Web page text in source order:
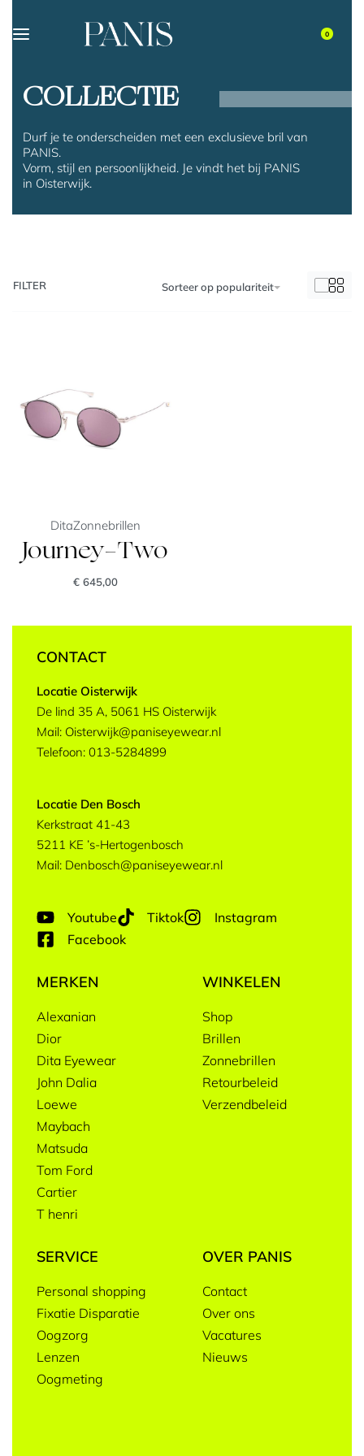
0
COLLECTIE
Durf je te onderscheiden met een exclusieve bril van
PANIS.
Vorm, stijl en persoonlijkheid. Je vindt het bij PANIS
in Oisterwijk.
Sorteer op populariteit
FILTER
DitaZonnebrillen
Journey-Two
€645,00
CONTACT
Locatie Oisterwijk
De lind 35 A, 5061 HS Oisterwijk
Mail: Oisterwijk@paniseyewear.nl
Telefoon: 013-5284899
Locatie Den Bosch
Kerkstraat 41-43
5211 KE ’s-Hertogenbosch
Mail: Denbosch@paniseyewear.nl
Youtube Tiktok
Instagram
Facebook
MERKEN
Alexanian
Dior
Dita Eyewear
John Dalia
Loewe
Maybach
Matsuda
Tom Ford
Cartier
T henri
WINKELEN
Shop
Brillen
Zonnebrillen
Retourbeleid
Verzendbeleid
SERVICE
Personal shopping
Fixatie Disparatie
Oogzorg
Lenzen
Oogmeting
OVER PANIS
Contact
Over ons
Vacatures
Nieuws